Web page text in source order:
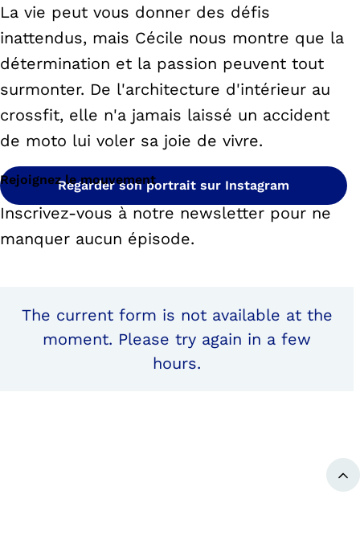
La vie peut vous donner des défis
inattendus, mais Cécile nous montre que la
détermination et la passion peuvent tout
surmonter. De l'architecture d'intérieur au
crossfit, elle n'a jamais laissé un accident
de moto lui voler sa joie de vivre.
Regarder son portrait sur Instagram
Rejoignez le mouvement
Inscrivez-vous à notre newsletter pour ne
manquer aucun épisode.
The current form is not available at the
moment. Please try again in a few
hours.